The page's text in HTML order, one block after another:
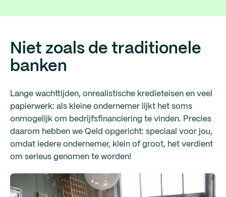
Niet zoals de traditionele
banken
Lange wachttijden, onrealistische kredieteisen en veel
papierwerk: als kleine ondernemer lijkt het soms
onmogelijk om bedrijfsfinanciering te vinden. Precies
daarom hebben we Qeld opgericht: speciaal voor jou,
omdat iedere ondernemer, klein of groot, het verdient
om serieus genomen te worden!